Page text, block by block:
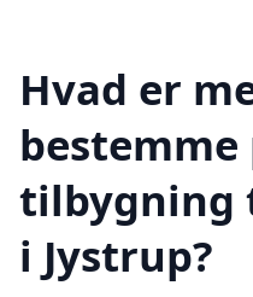
Hvad er
bestemme
tilbygning
i Jystrup?